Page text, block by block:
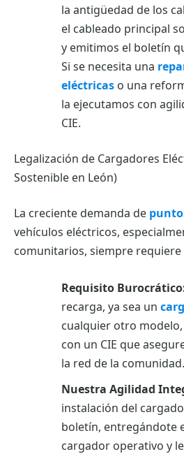
la antigüedad de los
el cableado principal
y emitimos el boletín
Si se necesita una
eléctricas o una
la ejecutamos con
CIE.
Legalización de Cargadores
Sostenible en León)
La creciente demanda de
vehículos eléctricos,
comunitarios, siempre requiere
Requisito
recarga, ya sea un
cualquier otro
con un CIE que
la red de la comunidad.
Nuestra Agilidad
instalación del
boletín, entregándote
cargador operativo y